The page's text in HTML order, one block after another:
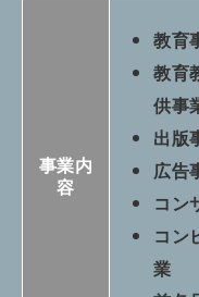
事業内
容
教育
教育
供事
出版
広告
コン
コン
業